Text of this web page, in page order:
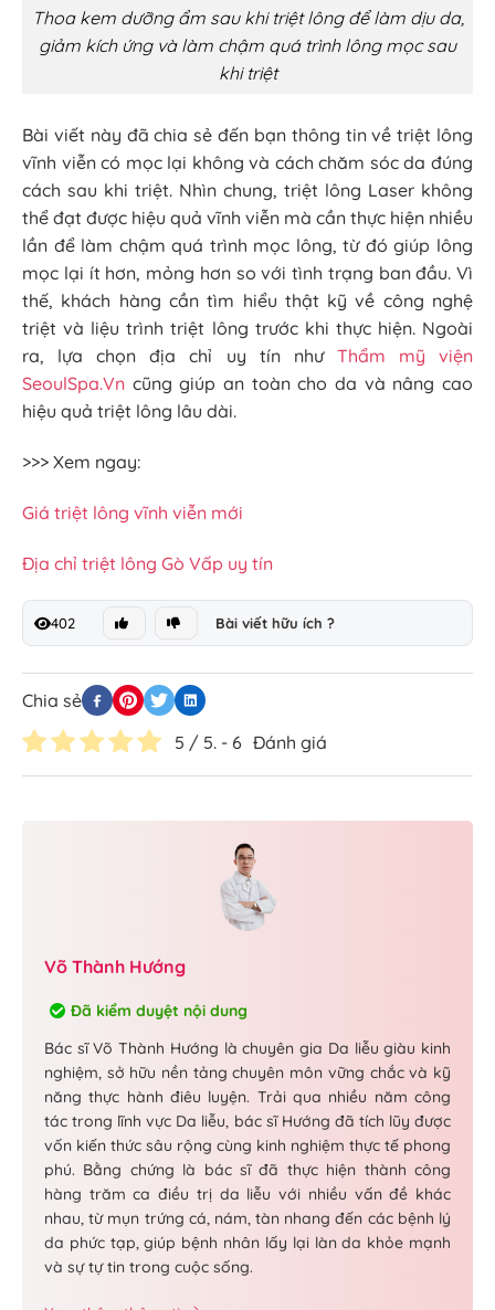
Thoa kem dưỡng ẩm sau khi triệt lông để làm dịu da,
giảm kích ứng và làm chậm quá trình lông mọc sau
khi triệt
Bài viết này đã chia sẻ đến bạn thông tin về triệt lông
vĩnh viễn có mọc lại không và cách chăm sóc da đúng
cách sau khi triệt. Nhìn chung, triệt lông Laser không
thể đạt được hiệu quả vĩnh viễn mà cần thực hiện nhiều
lần để làm chậm quá trình mọc lông, từ đó giúp lông
mọc lại ít hơn, mỏng hơn so với tình trạng ban đầu. Vì
thế, khách hàng cần tìm hiểu thật kỹ về công nghệ
triệt và liệu trình triệt lông trước khi thực hiện. Ngoài
ra, lựa chọn địa chỉ uy tín như Thẩm mỹ viện
SeoulSpa.Vn cũng giúp an toàn cho da và nâng cao
hiệu quả triệt lông lâu dài.
>>> Xem ngay:
Giá triệt lông vĩnh viễn mới
Địa chỉ triệt lông Gò Vấp uy tín
402 Bài viết hữu ích ?
Chia sẻ
Đánh giá
5 / 5. - 6
Võ Thành Hướng
Đã kiểm duyệt nội dung
Bác sĩ Võ Thành Hướng là chuyên gia Da liễu giàu kinh
nghiệm, sở hữu nền tảng chuyên môn vững chắc và kỹ
năng thực hành điêu luyện. Trải qua nhiều năm công
tác trong lĩnh vực Da liễu, bác sĩ Hướng đã tích lũy được
vốn kiến thức sâu rộng cùng kinh nghiệm thực tế phong
phú. Bằng chứng là bác sĩ đã thực hiện thành công
hàng trăm ca điều trị da liễu với nhiều vấn đề khác
nhau, từ mụn trứng cá, nám, tàn nhang đến các bệnh lý
da phức tạp, giúp bệnh nhân lấy lại làn da khỏe mạnh
và sự tự tin trong cuộc sống.